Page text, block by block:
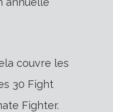
couvre les
30 Fight
Fighter.